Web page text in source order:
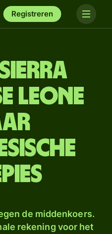
Registreren
leone
de middenkoers.
rekening voor het